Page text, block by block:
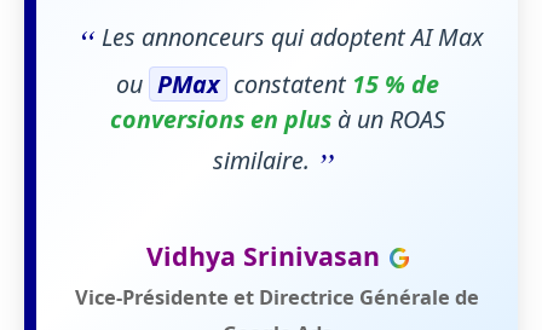
“ Les annonceurs qui adoptent AI Max
ou PMax constatent 15 % de
conversions en plusà un ROAS
similaire. ”
Vidhya Srinivasan
Vice-Présidente et Directrice Générale de